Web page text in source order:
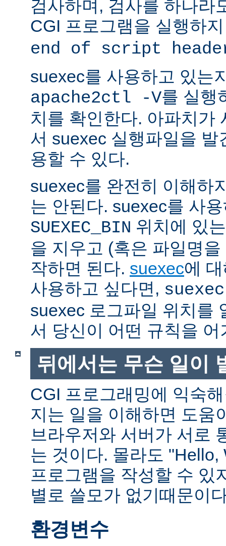
검사하며, 검사를 하나라
CGI 프로그램을 실행하
end of script
suexec를 사용하고 있는
apache2ctl -V를 실행
치를 확인한다. 아파치가
서 suexec 실행파일을 발
용할 수 있다.
suexec를 완전히 이해하
는 안된다. suexec를 사
SUEXEC_BIN 위치에 있
을 지우고 (혹은 파일명
작하면 된다. suexec에
사용하고 싶다면,
suexec 로그파일 위치를
서 당신이 어떤 규칙을
뒤에서는 무슨 일이
CGI 프로그래밍에 익숙
지는 일을 이해하면 도움
브라우저와 서버가 서로
는 것이다. 몰라도
프로그램을 작성할 수 있
별로 쓸모가 없기때문이
환경변수